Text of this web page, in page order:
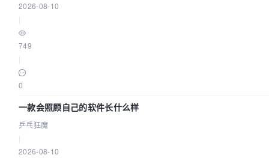
2026-08-10
749
0
一款会照顾自己的软件长什么样
乒乓狂魔
2026-08-10